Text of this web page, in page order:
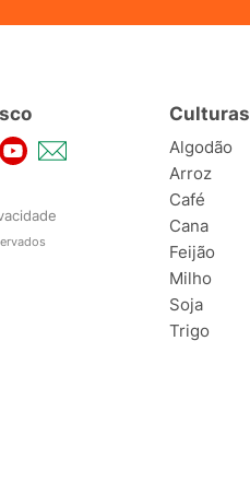
Culturas
Algodão
Arroz
Café
Cana
Feijão
Milho
Soja
Trigo